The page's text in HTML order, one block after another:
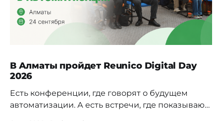
В Алматы пройдет Reunico Digital Day
2026
Есть конференции, где говорят о будущем
автоматизации. А есть встречи, где показывают,